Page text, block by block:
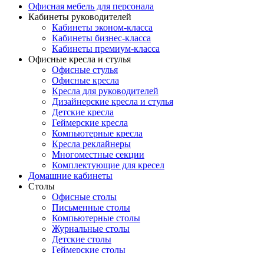
Офисная мебель для персонала
Кабинеты руководителей
Кабинеты эконом-класса
Кабинеты бизнес-класса
Кабинеты премиум-класса
Офисные кресла и стулья
Офисные стулья
Офисные кресла
Кресла для руководителей
Дизайнерские кресла и стулья
Детские кресла
Геймерские кресла
Компьютерные кресла
Кресла реклайнеры
Многоместные секции
Комплектующие для кресел
Домашние кабинеты
Столы
Офисные столы
Письменные столы
Компьютерные столы
Журнальные столы
Детские столы
Геймерские столы